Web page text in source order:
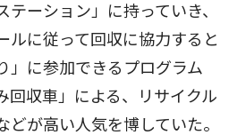
テーション」に持っていき、
ルに従って回収に協力すると
」に参加できるプログラム
回収車」による、リサイクル
どが高い人気を博していた。